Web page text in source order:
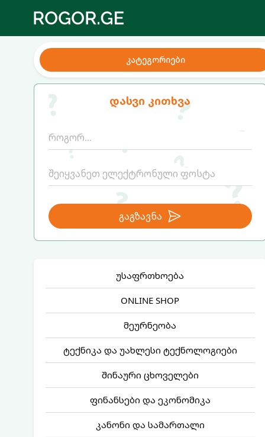
კატეგორიები
დასვი კითხვა
გაგზავნა
უსაფრთხოება
ONLINE SHOP
მეურნეობა
ტექნიკა და უახლესი ტექნოლოგიები
შინაური ცხოველები
ფინანსები და ეკონომიკა
კანონი და სამართალი